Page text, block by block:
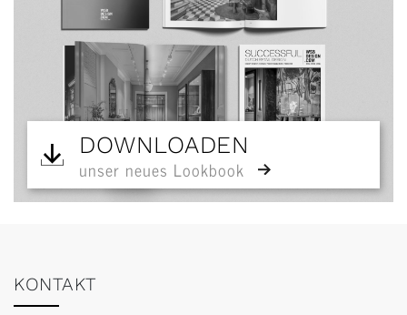
DOWNLOADEN
unser neues Lookbook
KONTAKT